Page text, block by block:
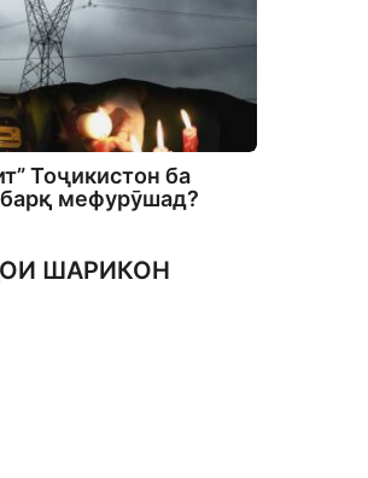
Тоҷикистон ба
мефурӯшад?
ШАРИКОН